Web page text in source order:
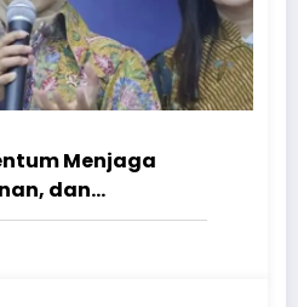
Menjaga
dan